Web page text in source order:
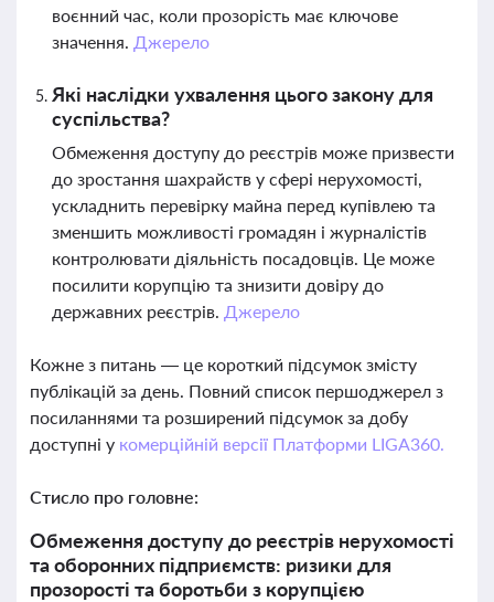
воєнний час, коли прозорість має ключове
значення. Джерело
Які наслідки ухвалення цього закону для
суспільства?
Обмеження доступу до реєстрів може призвести
до зростання шахрайств у сфері нерухомості,
ускладнить перевірку майна перед купівлею та
зменшить можливості громадян і журналістів
контролювати діяльність посадовців. Це може
посилити корупцію та знизити довіру до
державних реєстрів. Джерело
Кожне з питань — це короткий підсумок змісту
публікацій за день. Повний список першоджерел з
посиланнями та розширений підсумок за добу
доступні у комерційній версії Платформи LIGA360.
Стисло про головне:
Обмеження доступу до реєстрів нерухомості
та оборонних підприємств: ризики для
прозорості та боротьби з корупцією